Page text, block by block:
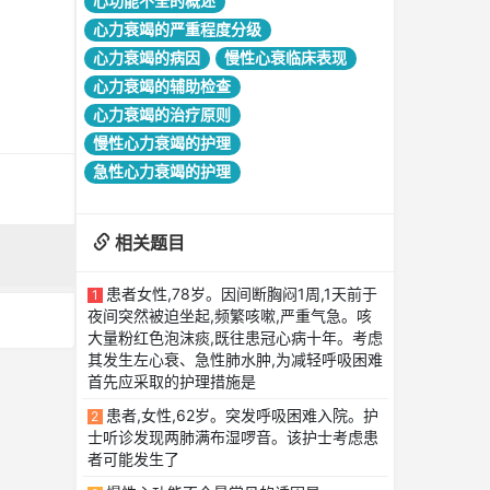
心力衰竭的严重程度分级
心力衰竭的病因
慢性心衰临床表现
心力衰竭的辅助检查
心力衰竭的治疗原则
慢性心力衰竭的护理
急性心力衰竭的护理
相关题目
1
患者女性,78岁。因间断胸闷1周,1天前于
夜间突然被迫坐起,频繁咳嗽,严重气急。咳
大量粉红色泡沫痰,既往患冠心病十年。考虑
其发生左心衰、急性肺水肿,为减轻呼吸困难
首先应采取的护理措施是
2 患者,女性,62岁。突发呼吸困难入院。护
士听诊发现两肺满布湿啰音。该护士考虑患
者可能发生了